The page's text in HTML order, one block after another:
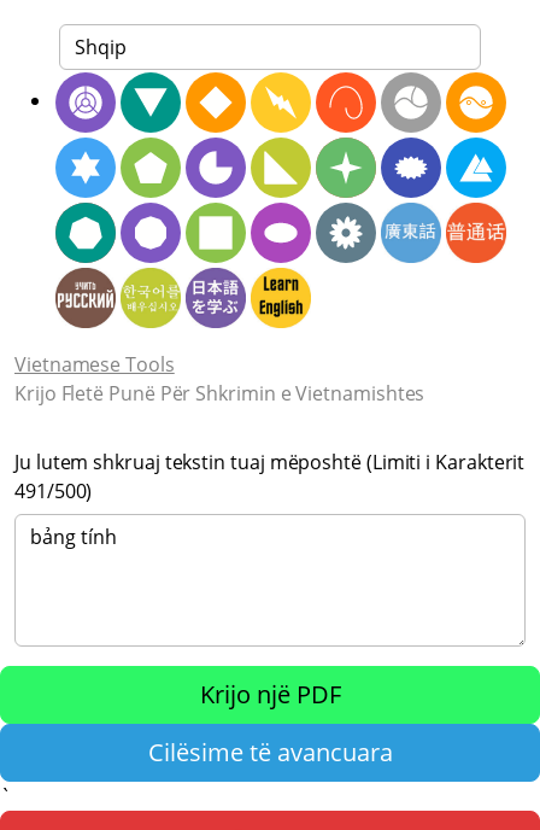
Vietnamese Tools
Krijo Fletë Punë Për Shkrimin e Vietnamishtes
Ju lutem shkruaj tekstin tuaj mëposhtë (Limiti i Karakterit
491/500)
Krijo një PDF
Cilësime të avancuara
`